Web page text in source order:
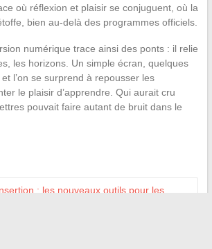
où réflexion et plaisir se conjuguent, où la
bien au-delà des programmes officiels.
numérique trace ainsi des ponts : il relie
les horizons. Un simple écran, quelques
l’on se surprend à repousser les
le plaisir d’apprendre. Qui aurait cru
pouvait faire autant de bruit dans le
: les nouveaux outils pour les